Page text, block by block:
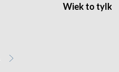
Wiek to tylko